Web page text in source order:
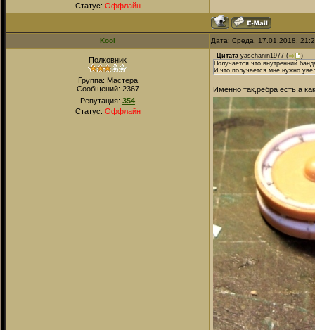
Статус: Оффлайн
Kool Дата: Среда, 17.01.2018,
Полковник
Группа: Мастера
Сообщений: 2367
Репутация: 354
Статус: Оффлайн
Цитата yaschanin1977 (
)
Получается что внутренний
И что получается мне нужно
Именно так,рёбра есть,а